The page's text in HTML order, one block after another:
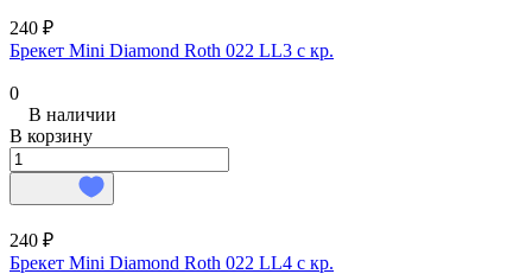
240 ₽
Брекет Mini Diamond Roth 022 LL3 с кр.
0
В наличии
В корзину
240 ₽
Брекет Mini Diamond Roth 022 LL4 с кр.